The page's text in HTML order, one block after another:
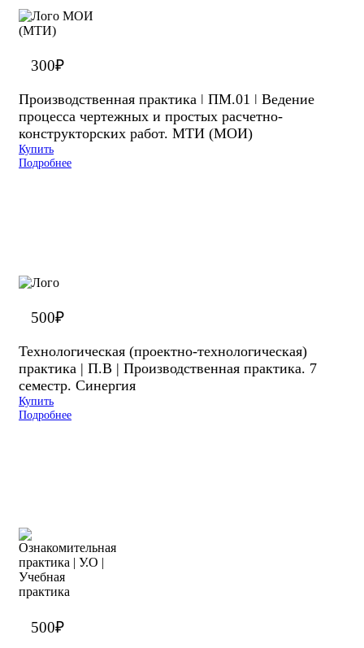
300₽
Производственная практика ǀ ПМ.01 ǀ Ведение
процесса чертежных и простых расчетно-
конструкторских работ. МТИ (МОИ)
Купить
Подробнее
500₽
Технологическая (проектно-технологическая)
практика | П.В | Производственная практика. 7
семестр. Синергия
Купить
Подробнее
500₽